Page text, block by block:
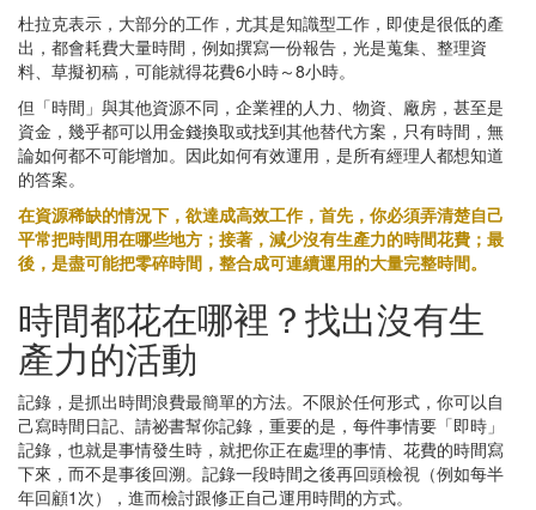
杜拉克表示，大部分的工作，尤其是知識型工作，即使是很低的產
出，都會耗費大量時間，例如撰寫一份報告，光是蒐集、整理資
料、草擬初稿，可能就得花費6小時～8小時。
但「時間」與其他資源不同，企業裡的人力、物資、廠房，甚至是
資金，幾乎都可以用金錢換取或找到其他替代方案，只有時間，無
論如何都不可能增加。因此如何有效運用，是所有經理人都想知道
的答案。
在資源稀缺的情況下，欲達成高效工作，首先，你必須弄清楚自己
平常把時間用在哪些地方；接著，減少沒有生產力的時間花費；最
後，是盡可能把零碎時間，整合成可連續運用的大量完整時間。
時間都花在哪裡？找出沒有生
產力的活動
記錄，是抓出時間浪費最簡單的方法。不限於任何形式，你可以自
己寫時間日記、請祕書幫你記錄，重要的是，每件事情要「即時」
記錄，也就是事情發生時，就把你正在處理的事情、花費的時間寫
下來，而不是事後回溯。記錄一段時間之後再回頭檢視（例如每半
年回顧1次），進而檢討跟修正自己運用時間的方式。